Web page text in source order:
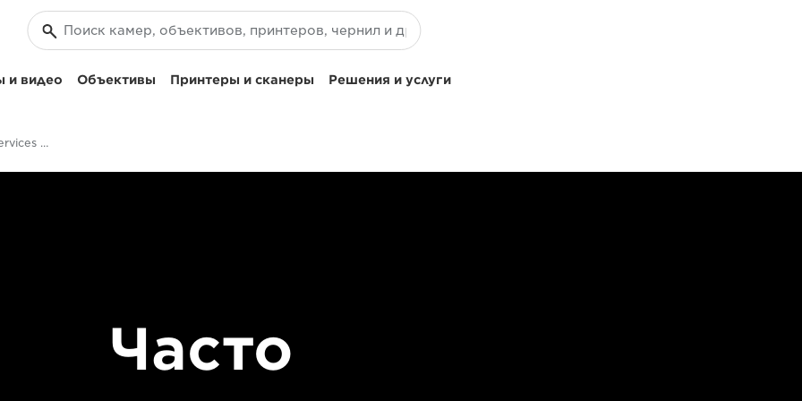
и видео Объективы Принтеры и сканеры Решения и услуги
Canon Professional Services (CPS): часто задаваемые вопросы
Часто